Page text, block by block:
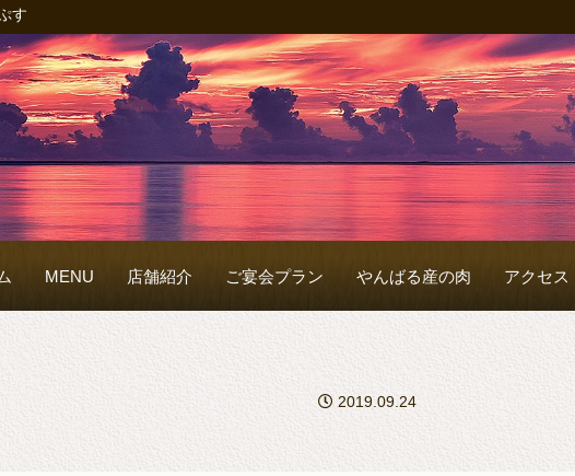
す
MENU 店舗紹介 ご宴会プラン やんばる産の肉 アクセス
2019.09.24